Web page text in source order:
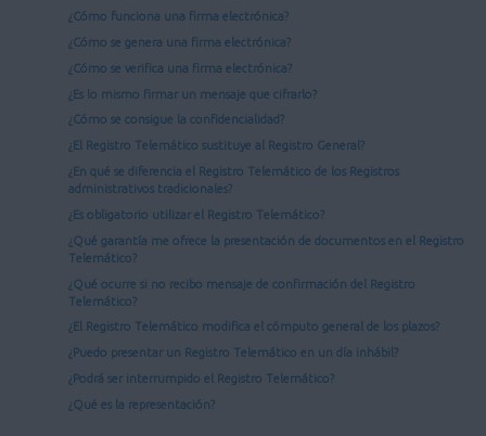
¿Cómo funciona una firma electrónica?
¿Cómo se genera una firma electrónica?
¿Cómo se verifica una firma electrónica?
¿Es lo mismo firmar un mensaje que cifrarlo?
¿Cómo se consigue la confidencialidad?
¿El Registro Telemático sustituye al Registro General?
¿En qué se diferencia el Registro Telemático de los Registros
administrativos tradicionales?
¿Es obligatorio utilizar el Registro Telemático?
¿Qué garantía me ofrece la presentación de documentos en el Registro
Telemático?
¿Qué ocurre si no recibo mensaje de confirmación del Registro
Telemático?
¿El Registro Telemático modifica el cómputo general de los plazos?
¿Puedo presentar un Registro Telemático en un día inhábil?
¿Podrá ser interrumpido el Registro Telemático?
¿Qué es la representación?